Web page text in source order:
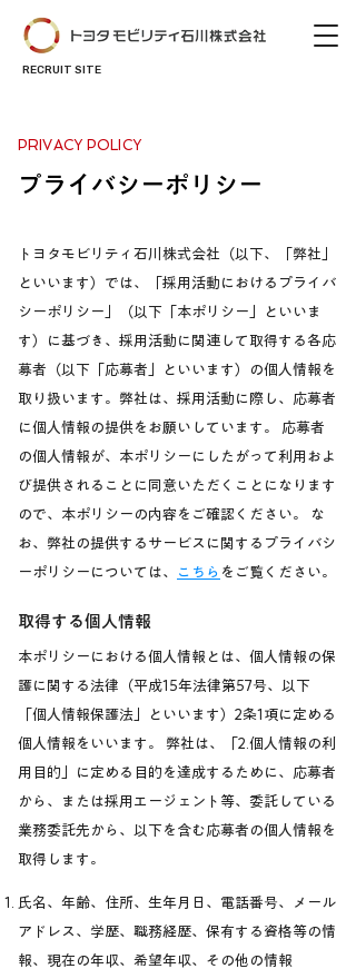
RECRUIT SITE
PRIVACY POLICY
プライバシーポリシー
トヨタモビリティ石川株式会社（以下、「弊社」
といいます）では、「採用活動におけるプライバ
シーポリシー」（以下「本ポリシー」といいま
す）に基づき、採用活動に関連して取得する各応
募者（以下「応募者」といいます）の個人情報を
取り扱います。弊社は、採用活動に際し、応募者
に個人情報の提供をお願いしています。 応募者
の個人情報が、本ポリシーにしたがって利用およ
び提供されることに同意いただくことになります
ので、本ポリシーの内容をご確認ください。 な
お、弊社の提供するサービスに関するプライバシ
ーポリシーについては、
こちら をご覧ください。
取得する個人情報
本ポリシーにおける個人情報とは、個人情報の保
護に関する法律（平成15年法律第57号、以下
「個人情報保護法」といいます）2条1項に定める
個人情報をいいます。 弊社は、「2.個人情報の利
用目的」に定める目的を達成するために、応募者
から、または採用エージェント等、委託している
業務委託先から、以下を含む応募者の個人情報を
取得します。
氏名、年齢、住所、生年月日、電話番号、メール
アドレス、学歴、職務経歴、保有する資格等の情
報、現在の年収、希望年収、その他の情報